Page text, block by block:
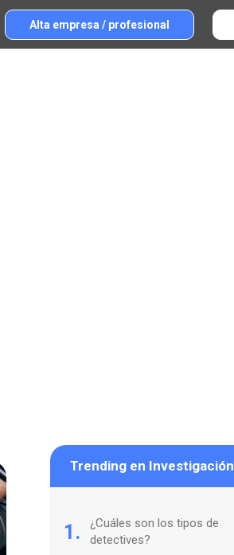
Alta empresa / profesional
Trending en Investigación
1.
¿Cuáles son los tipos de
detectives?